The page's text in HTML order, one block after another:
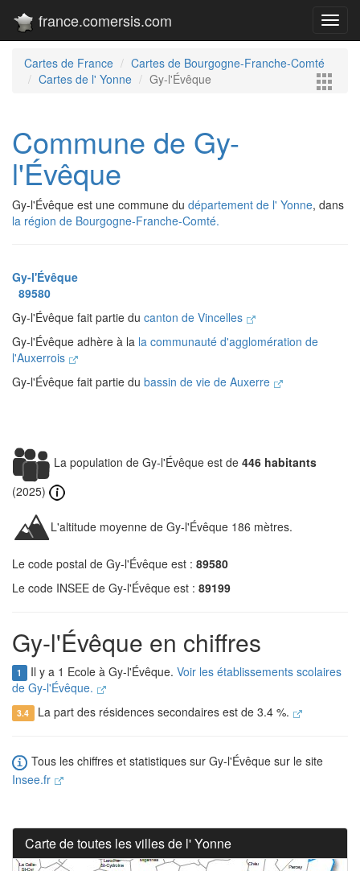
france.comersis.com
Cartes de France
Cartes de Bourgogne-Franche-Comté
Cartes de l' Yonne
Gy-l'Évêque
Commune de Gy-
l'Évêque
Gy-l'Évêque est une commune du département de l' Yonne, dans
la région de Bourgogne-Franche-Comté.
Gy-l'Évêque
89580
Gy-l'Évêque fait partie du canton de Vincelles
Gy-l'Évêque adhère à la la communauté d'agglomération de
l'Auxerrois
Gy-l'Évêque fait partie du bassin de vie de Auxerre
La population de Gy-l'Évêque est de 446 habitants
(2025)
L'altitude moyenne de Gy-l'Évêque 186 mètres.
Le code postal de Gy-l'Évêque est : 89580
Le code INSEE de Gy-l'Évêque est : 89199
Gy-l'Évêque en chiffres
1 Il y a 1 Ecole à Gy-l'Évêque. Voir les établissements scolaires
de Gy-l'Évêque.
3.4 La part des résidences secondaires est de 3.4 %.
Tous les chiffres et statistiques sur Gy-l'Évêque sur le site
Insee.fr
Carte de toutes les villes de l' Yonne